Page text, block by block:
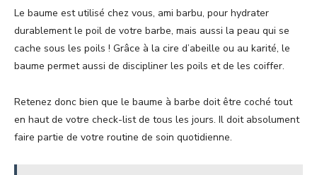
Le baume est utilisé chez vous, ami barbu, pour hydrater
durablement le poil de votre barbe, mais aussi la peau qui se
cache sous les poils ! Grâce à la cire d’abeille ou au karité, le
baume permet aussi de discipliner les poils et de les coiffer.
Retenez donc bien que le baume à barbe doit être coché tout
en haut de votre check-list de tous les jours. Il doit absolument
faire partie de votre routine de soin quotidienne.